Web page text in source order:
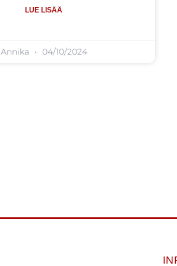
LUE LISÄÄ
Annika 04/10/2024